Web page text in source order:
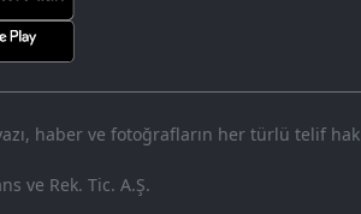
haber ve fotoğrafların her türlü telif
ve Rek. Tic. A.Ş.